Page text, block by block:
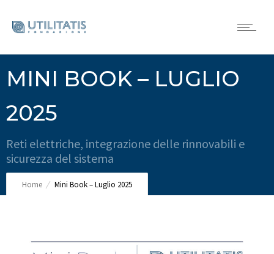
MINI BOOK – LUGLIO
2025
Reti elettriche, integrazione delle rinnovabili e
sicurezza del sistema
Home Mini Book – Luglio 2025